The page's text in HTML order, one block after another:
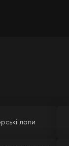
лапи